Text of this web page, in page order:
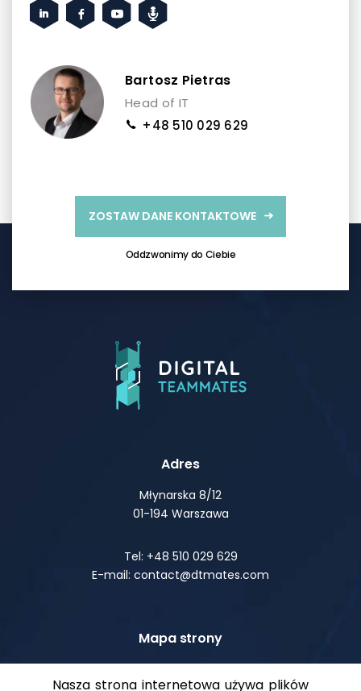
Bartosz Pietras
Head of IT
+48 510 029 629
ZOSTAW DANE KONTAKTOWE
Oddzwonimy do Ciebie
Adres
Młynarska 8/12
01-194 Warszawa
Tel: +48 510 029 629
E-mail: contact@dtmates.com
Mapa strony
Nasza strona internetowa używa plików